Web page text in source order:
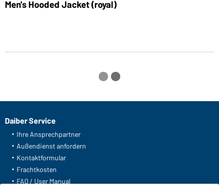
Men's Hooded Jacket (royal)
Daiber Service
Ihre Ansprechpartner
Außendienst anfordern
Kontaktformular
Frachtkosten
FAQ / User Manual